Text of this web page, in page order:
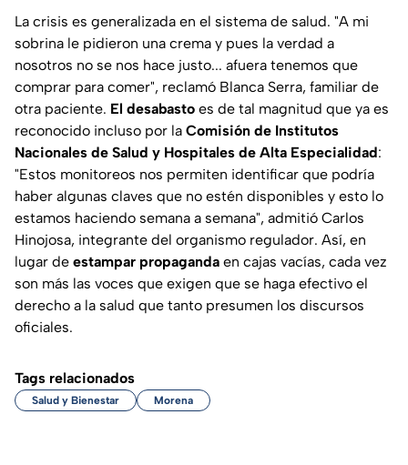
La crisis es generalizada en el sistema de salud. "A mi
sobrina le pidieron una crema y pues la verdad a
nosotros no se nos hace justo... afuera tenemos que
comprar para comer", reclamó Blanca Serra, familiar de
otra paciente. El desabasto es de tal magnitud que ya es
reconocido incluso por la Comisión de Institutos
Nacionales de Salud y Hospitales de Alta Especialidad:
"Estos monitoreos nos permiten identificar que podría
haber algunas claves que no estén disponibles y esto lo
estamos haciendo semana a semana", admitió Carlos
Hinojosa, integrante del organismo regulador. Así, en
lugar de estampar propaganda en cajas vacías, cada vez
son más las voces que exigen que se haga efectivo el
derecho a la salud que tanto presumen los discursos
oficiales.
Tags relacionados
Salud y Bienestar Morena